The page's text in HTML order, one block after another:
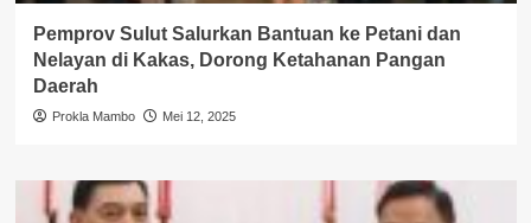
Pemprov Sulut Salurkan Bantuan ke Petani dan
Nelayan di Kakas, Dorong Ketahanan Pangan
Daerah
Prokla Mambo Mei 12, 2025